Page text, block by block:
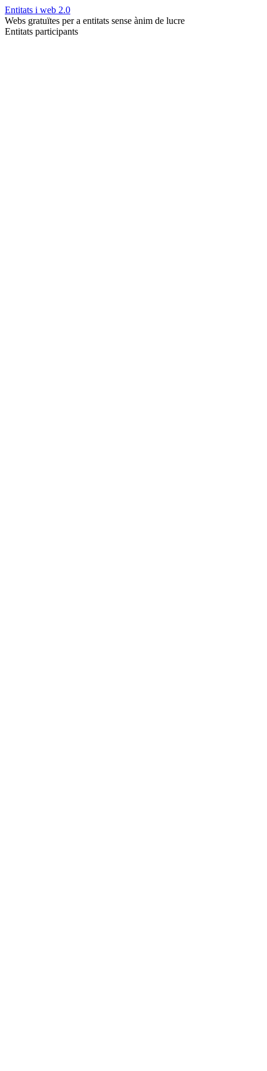
Entitats i web 2.0
Webs gratuïtes per a entitats sense ànim de lucre
Entitats participants